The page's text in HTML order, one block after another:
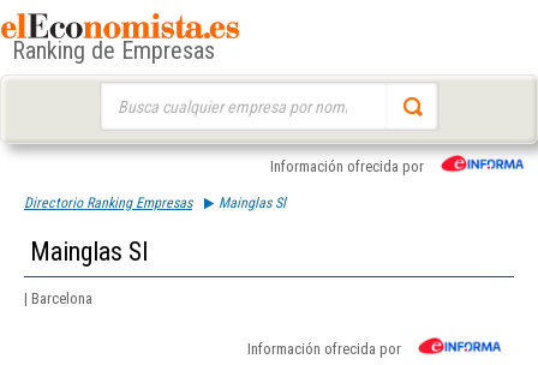
Ranking de Empresas
Información ofrecida por
Directorio Ranking Empresas Mainglas Sl
Mainglas Sl
| Barcelona
Información ofrecida por